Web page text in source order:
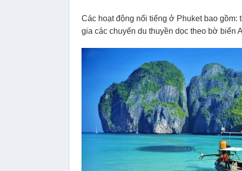
Các hoạt động nổi tiếng ở Phuket bao
gia các chuyến du thuyền dọc theo bờ biển